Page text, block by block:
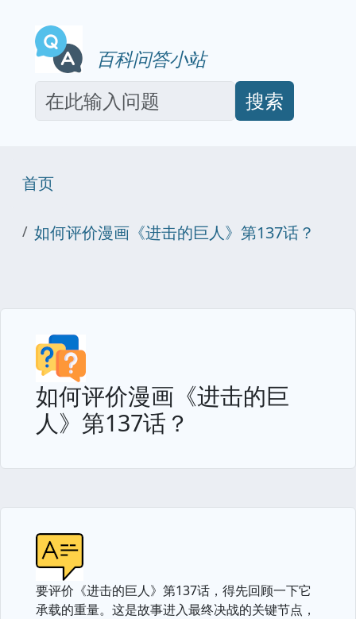
百科问答小站
搜索
首页
如何评价漫画《进击的巨人》第137话？
如何评价漫画《进击的巨
人》第137话？
要评价《进击的巨人》第137话，得先回顾一下它
承载的重量。这是故事进入最终决战的关键节点，